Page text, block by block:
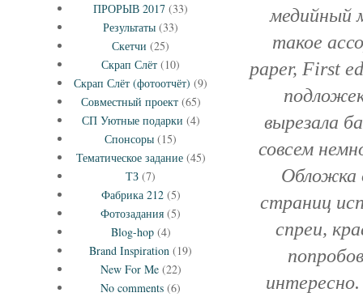
медийный
такое
paper, First
вырезала
совсем
Обложка
страниц
спреи,
ПРОРЫВ 2017 (33)
Результаты (33)
Скетчи (25)
Скрап Слёт (10)
Скрап Слёт (фотоотчёт) (9)
Совместный проект (65)
СП Уютные подарки (4)
Спонсоры (15)
Тематическое задание (45)
ТЗ (7)
Фабрика 212 (5)
Фотозадания (5)
Blog-hop (4)
Brand Inspiration (19)
New For Me (22)
No comments (6)